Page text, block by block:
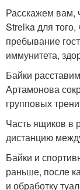
Расскажем вам,
Strelka для
пребывание
иммунитета,
Байки
Артамонова
групповых
Часть ящиков в
дистанцию
Байки и
раньше, после
и обработку